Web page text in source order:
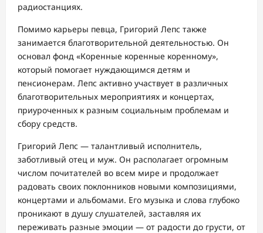
радиостанциях.
Помимо карьеры певца, Григорий Лепс также
занимается благотворительной деятельностью. Он
основал фонд «Коренные коренные коренному»,
который помогает нуждающимся детям и
пенсионерам. Лепс активно участвует в различных
благотворительных мероприятиях и концертах,
приуроченных к разным социальным проблемам и
сбору средств.
Григорий Лепс — талантливый исполнитель,
заботливый отец и муж. Он располагает огромным
числом почитателей во всем мире и продолжает
радовать своих поклонников новыми композициями,
концертами и альбомами. Его музыка и слова глубоко
проникают в душу слушателей, заставляя их
переживать разные эмоции — от радости до грусти, от